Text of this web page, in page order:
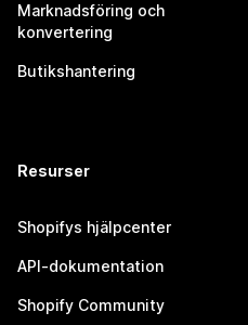
Marknadsföring och
konvertering
Butikshantering
Resurser
Shopifys hjälpcenter
API-dokumentation
Shopify Community